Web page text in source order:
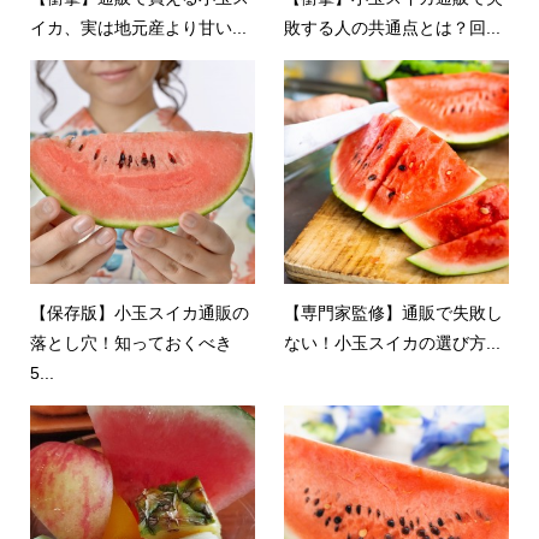
イカ、実は地元産より甘い...
敗する人の共通点とは？回...
【保存版】小玉スイカ通販の
落とし穴！知っておくべき
5...
【専門家監修】通販で失敗し
ない！小玉スイカの選び方...